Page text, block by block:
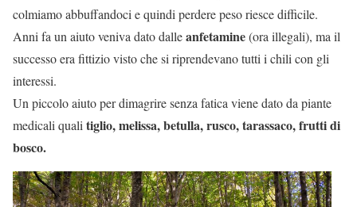
colmiamo abbuffandoci e quindi perdere peso riesce difficile.
Anni fa un aiuto veniva dato dalleanfetamine(ora illegali), ma il
successo era fittizio visto che si riprendevano tutti i chili con gli
interessi.
Un piccolo aiuto per dimagrire senza fatica viene dato da piante
medicali qualitiglio, melissa, betulla, rusco, tarassaco, frutti di
bosco.